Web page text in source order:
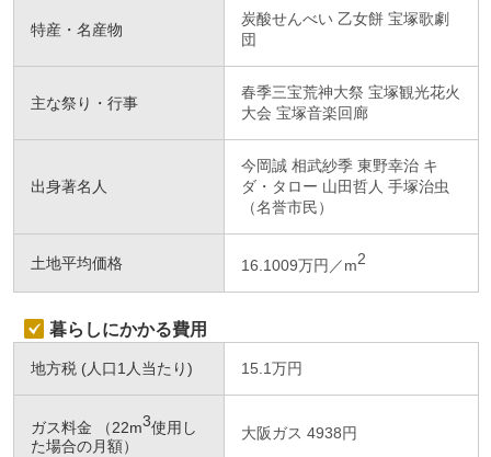
特産・名産物
炭酸せんべい 乙女餅 宝塚歌劇
団
主な祭り・行事
春季三宝荒神大祭 宝塚観光花火
大会 宝塚音楽回廊
出身著名人
今岡誠 相武紗季 東野幸治 キ
ダ・タロー 山田哲人 手塚治虫
（名誉市民）
土地平均価格 16.1009万円／m2
暮らしにかかる費用
地方税 (人口1人当たり) 15.1万円
ガス料金 （22m3使用し
た場合の月額）
大阪ガス 4938円